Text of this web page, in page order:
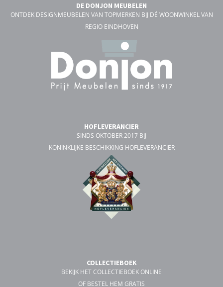
DE DONJON MEUBELEN
ONTDEK DESIGNMEUBELEN VAN TOPMERKEN BIJ DÉ WOONWINKEL VAN
REGIO EINDHOVEN
HOFLEVERANCIER
SINDS OKTOBER 2017 BIJ
KONINKLIJKE BESCHIKKING HOFLEVERANCIER
COLLECTIEBOEK
BEKIJK HET COLLECTIEBOEK ONLINE
OF BESTEL HEM GRATIS